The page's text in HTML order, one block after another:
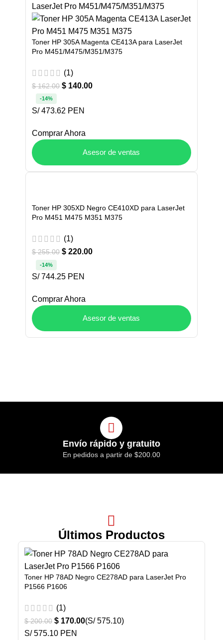
Toner HP 305A Magenta CE413A para LaserJet
Pro M451/M475/M351/M375
(1)
$162.00 $ 140.00
-14%
S/ 473.62 PEN
Comprar Ahora
Asesor de ventas
Toner HP 305XD Negro CE410XD para LaserJet
Pro M451 M475 M351 M375
(1)
$255.00 $ 220.00
-14%
S/ 744.25 PEN
Comprar Ahora
Asesor de ventas
Envío rápido y gratuito
En pedidos a partir de $200.00
Últimos Productos
Toner HP 78AD Negro CE278AD para LaserJet Pro
P1566 P1606
(1)
$200.00 $ 170.00(S/ 575.10)
S/ 575.10 PEN